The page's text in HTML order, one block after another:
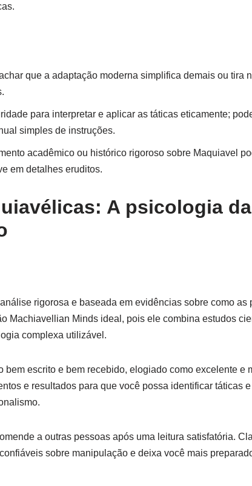
que a adaptação moderna simplifica demais ou tira
para interpretar e aplicar as táticas eticamente;
simples de instruções.
acadêmico ou histórico rigoroso sobre Maquiavel
em detalhes eruditos.
A psicologia da
rigorosa e baseada em evidências sobre como as
Machiavellian Minds ideal, pois ele combina estudos
complexa utilizável.
bem escrito e bem recebido, elogiado como excelente e
e resultados para que você possa identificar táticas
a outras pessoas após uma leitura satisfatória.
sobre manipulação e deixa você mais